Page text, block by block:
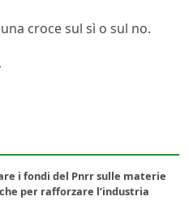
croce sul sì o sul no.
i fondi del Pnrr sulle materie
per rafforzare l’industria